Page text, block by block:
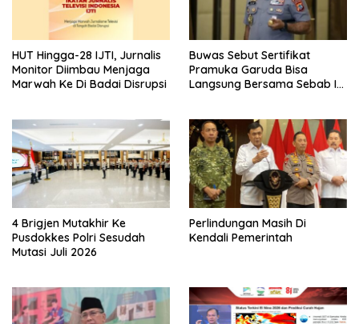
HUT Hingga-28 IJTI, Jurnalis
Monitor Diimbau Menjaga
Marwah Ke Di Badai Disrupsi
Buwas Sebut Sertifikat
Pramuka Garuda Bisa
Langsung Bersama Sebab Itu
4 Brigjen Mutakhir Ke
Pusdokkes Polri Sesudah
Mutasi Juli 2026
Perlindungan Masih Di
Kendali Pemerintah